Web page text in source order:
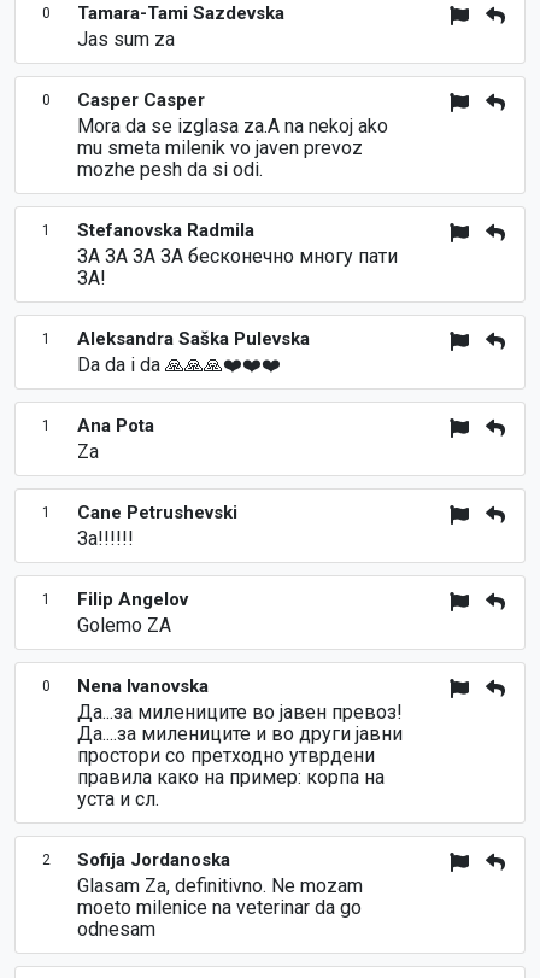
0 Tamara-Tami Sazdevska
Jas sum za
0 Casper Casper
Mora da se izglasa za.A na nekoj ako
mu smeta milenik vo javen prevoz
mozhe pesh da si odi.
1 Stefanovska Radmila
ЗА ЗА ЗА ЗА бесконечно многу пати
ЗА!
1 Aleksandra Saška Pulevska
Da da i da 🙏🙏🙏❤️❤️❤️
1 Ana Pota
Za
1 Cane Petrushevski
За!!!!!!
1 Filip Angelov
Golemo ZA
0 Nena Ivanovska
Да...за милениците во јавен превоз!
Да....за милениците и во други јавни
простори со претходно утврдени
правила како на пример: корпа на
уста и сл.
2 Sofija Jordanoska
Glasam Za, definitivno. Ne mozam
moeto milenice na veterinar da go
odnesam